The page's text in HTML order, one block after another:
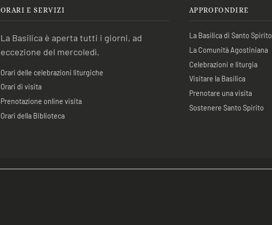
ORARI E SERVIZI
La Basilica è aperta tutti i giorni, ad
eccezione del mercoledì.
Orari delle celebrazioni liturgiche
Orari di visita
Prenotazione online visita
Orari della Biblioteca
APPROFONDIRE
La Basilica di Santo Spirito
La Comunità Agostiniana
Celebrazioni e liturgia
Visitare la Basilica
Prenotare una visita
Sostenere Santo Spirito